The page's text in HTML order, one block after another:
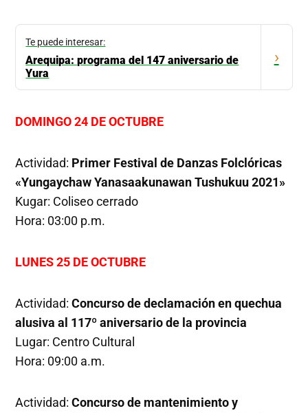
Te puede interesar:
Arequipa: programa del 147 aniversario de
Yura
›
DOMINGO 24 DE OCTUBRE
Actividad: Primer Festival de Danzas Folclóricas
«Yungaychaw Yanasaakunawan Tushukuu 2021»
Kugar: Coliseo cerrado
Hora: 03:00 p.m.
LUNES 25 DE OCTUBRE
Actividad:Concurso de declamación en quechua
alusiva al 117º aniversario de la provincia
Lugar: Centro Cultural
Hora: 09:00 a.m.
Actividad:Concurso de mantenimiento y